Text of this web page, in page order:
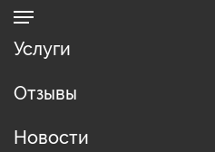
Услуги
Отзывы
Новости